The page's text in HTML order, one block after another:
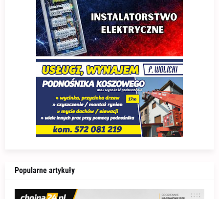
Popularne artykuły